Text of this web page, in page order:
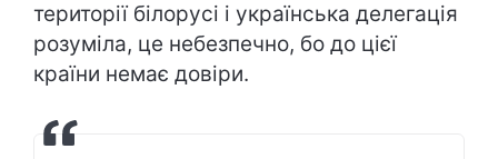
території білорусі і українська делегація
розуміла, це небезпечно, бо до цієї
країни немає довіри.